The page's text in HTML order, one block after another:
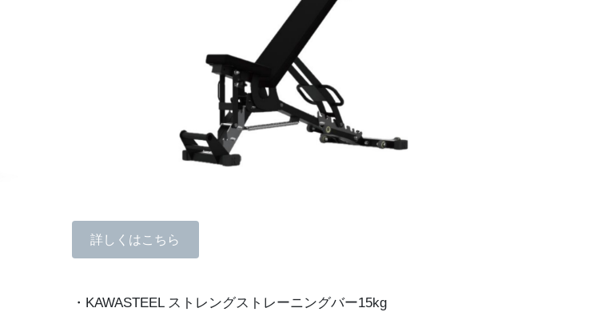
詳しくはこちら
・KAWASTEEL ストレングストレーニングバー15kg